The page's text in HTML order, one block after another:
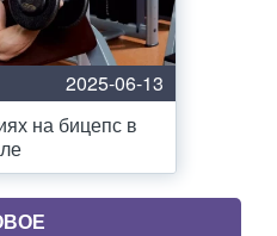
2025-06-13
на бицепс в